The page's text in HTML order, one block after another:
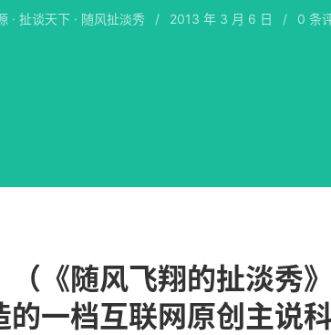
· 扯谈天下 · 随风扯淡秀 / 2013 年 3 月 6 日 / 0 条
（《随风飞翔的扯淡秀
的一档互联网原创主说